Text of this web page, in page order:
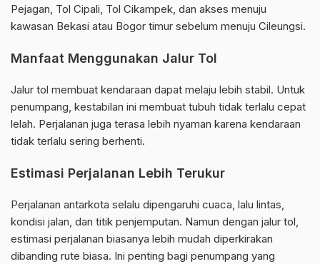
Pejagan, Tol Cipali, Tol Cikampek, dan akses menuju
kawasan Bekasi atau Bogor timur sebelum menuju Cileungsi.
Manfaat Menggunakan Jalur Tol
Jalur tol membuat kendaraan dapat melaju lebih stabil. Untuk
penumpang, kestabilan ini membuat tubuh tidak terlalu cepat
lelah. Perjalanan juga terasa lebih nyaman karena kendaraan
tidak terlalu sering berhenti.
Estimasi Perjalanan Lebih Terukur
Perjalanan antarkota selalu dipengaruhi cuaca, lalu lintas,
kondisi jalan, dan titik penjemputan. Namun dengan jalur tol,
estimasi perjalanan biasanya lebih mudah diperkirakan
dibanding rute biasa. Ini penting bagi penumpang yang